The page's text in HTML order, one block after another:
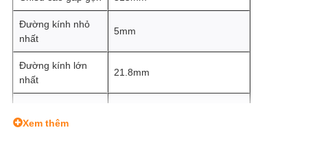
Đường kính nhỏ
nhất
5mm
Đường kính lớn
nhất
21.8mm
Xem thêm